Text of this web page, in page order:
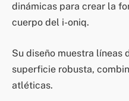
dinámicas para crear la
cuerpo del i-oniq.
Su diseño muestra líneas
superficie robusta,
atléticas.